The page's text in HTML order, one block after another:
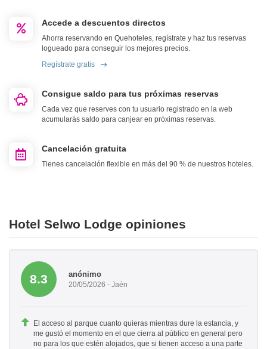
Accede a descuentos directos
Ahorra reservando en Quehoteles, regístrate y haz tus reservas
logueado para conseguir los mejores precios.
Regístrate gratis
Consigue saldo para tus próximas reservas
Cada vez que reserves con tu usuario registrado en la web
acumularás saldo para canjear en próximas reservas.
Cancelación gratuita
Tienes cancelación flexible en más del 90 % de nuestros hoteles.
Hotel Selwo Lodge opiniones
8.3 anónimo
20/05/2026 - Jaén
El acceso al parque cuanto quieras mientras dure la estancia, y
me gustó el momento en el que cierra al público en general pero
no para los que estén alojados, que si tienen acceso a una parte